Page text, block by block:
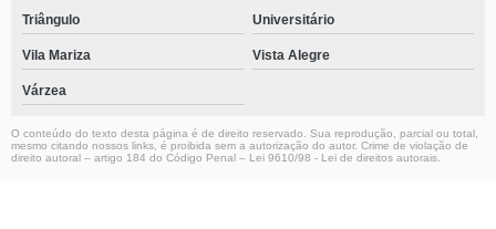
Triângulo Universitário
Vila Mariza Vista Alegre
Várzea
O conteúdo do texto desta página é de direito reservado. Sua reprodução, parcial ou total,
mesmo citando nossos links, é proibida sem a autorização do autor. Crime de violação de
direito autoral – artigo 184 do Código Penal – Lei 9610/98 - Lei de direitos autorais